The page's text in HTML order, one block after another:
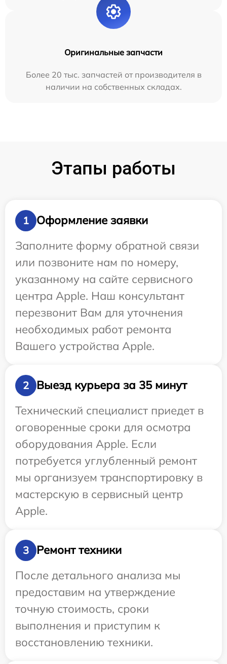
Оригинальные запчасти
Более 20 тыс. запчастей от производителя в
наличии на собственных складах.
Этапы работы
1
Оформление заявки
Заполните форму обратной связи
или позвоните нам по номеру,
указанному на сайте сервисного
центра Apple. Наш консультант
перезвонит Вам для уточнения
необходимых работ ремонта
Вашего устройства Apple.
2
Выезд курьера за 35 минут
Технический специалист приедет в
оговоренные сроки для осмотра
оборудования Apple. Если
потребуется углубленный ремонт
мы организуем транспортировку в
мастерскую в сервисный центр
Apple.
3
Ремонт техники
После детального анализа мы
предоставим на утверждение
точную стоимость, сроки
выполнения и приступим к
восстановлению техники.